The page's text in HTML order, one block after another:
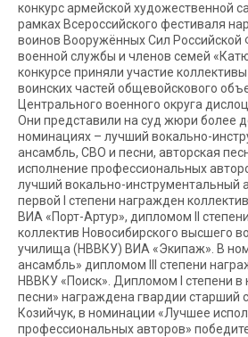
конкурс армейской художественной
рамках Всероссийского фестиваля
воинов Вооружённых Сил Российской
военной службы и членов семей
конкурсе приняли участие
воинских частей общевойскового
Центрального военного округа
Они представили на суд жюри более
номинациях – лучший вокально-
ансамбль, СВО и песни, авторская
исполнение профессиональных
лучший вокально-инструментальный
первой I степени награжден
ВИА «Порт-Артур», дипломом II
коллектив Новосибирского высшего
училища (НВВКУ) ВИА «Экипаж». В
ансамбль» дипломом III степени
НВВКУ «Поиск». Дипломом I степени
песни» награждена гвардии старший
Козийчук, в номинации «Лучшее
профессиональных авторов»